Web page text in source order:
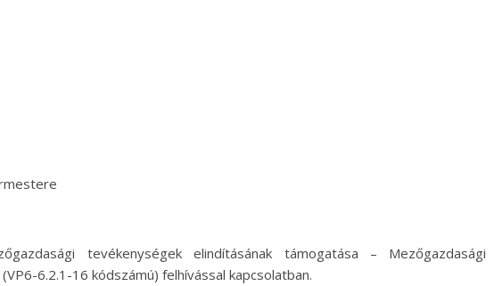
tevékenységek elindításának támogatása – Mezőgazdasági
6.2.1-16 kódszámú) felhívással kapcsolatban.